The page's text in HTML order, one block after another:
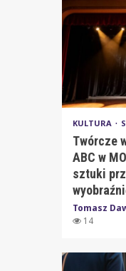
KULTURA
Twórcze
ABC w
sztuki
Tomasz
14